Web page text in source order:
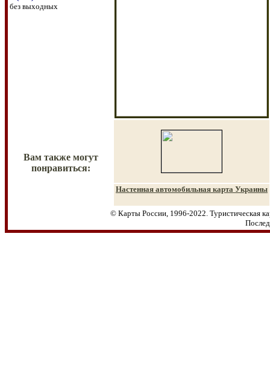
без выходных
Вам также могут
понравиться:
Настенная автомобильная карта Украины
© Карты России, 1996-2022. Туристическая